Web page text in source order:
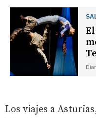
Los viajes a